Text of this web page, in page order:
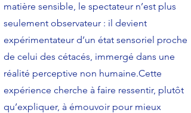
matière sensible, le spectateur n’est plus
seulement observateur : il devient
expérimentateur d’un état sensoriel proche
de celui des cétacés, immergé dans une
réalité perceptive non humaine.Cette
expérience cherche à faire ressentir, plutôt
qu’expliquer, à émouvoir pour mieux